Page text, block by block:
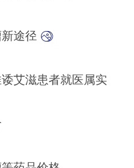
途径
艾滋患者就医属实